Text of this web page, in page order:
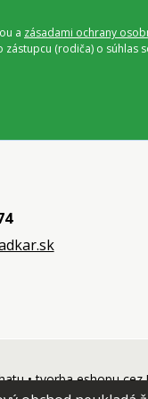
a zásadami ochrany
(rodiča) o
•tvorba eshopu cez